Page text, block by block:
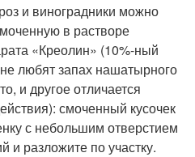
и виноградники можно
в растворе
«Креолин» (10%-ный
любят запах нашатырного
и другое отличается
смоченный кусочек
с небольшим отверстием
и разложите по участку.